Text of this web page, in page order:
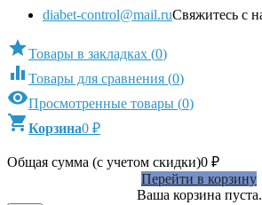
diabet-control@mail.ruСвяжитесь с
Товары в закладках (0)
 Товары для сравнения (0)
Просмотренные товары (0)
Корзина0 ₽
Общая сумма (с учетом скидки)0 ₽
Перейти в корзину
Ваша корзина пуста.